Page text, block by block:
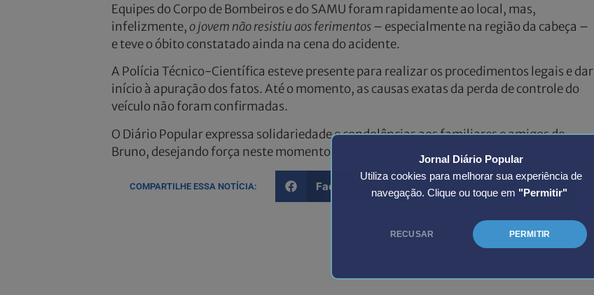
Jornal Diário Popular
Utiliza cookies para melhorar sua experiência de
navegação. Clique ou toque em "Permitir"
RECUSAR PERMITIR
Equipes do Corpo de Bombeiros e do SAMU foram rapidamente ao local, mas,
infelizmente, o jovem não resistiu aos ferimentos– especialmente na região da cabeça –
e teve o óbito constatado ainda na cena do acidente.
A Polícia Técnico-Científica esteve presente para realizar os procedimentos legais e dar
início à apuração dos fatos. Até o momento, as causas exatas da perda de controle do
veículo não foram confirmadas.
O Diário Popular expressa solidariedade e condolências aos familiares e amigos de
Bruno, desejando força neste momento tão difícil.
COMPARTILHE ESSA NOTÍCIA: Facebook Twitter LinkedIn